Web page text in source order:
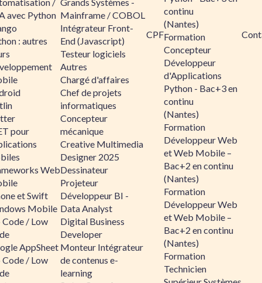
avec Python
: autres
pour
Web
et Swift
Mobile
/ Low
AppSheet
/ Low
Mainframe / COBOL
Intégrateur Front-
End (Javascript)
Testeur logiciels
Autres
Chargé d'affaires
Chef de projets
informatiques
Concepteur
mécanique
Creative Multimedia
Designer 2025
Dessinateur
Projeteur
Développeur BI -
Data Analyst
Digital Business
Developer
Monteur Intégrateur
de contenus e-
learning
CPF
continu
(Nantes)
Formation
Concepteur
Développeur
d'Applications
Python - Bac+3 en
continu
(Nantes)
Formation
Développeur Web
et Web Mobile –
Bac+2 en continu
(Nantes)
Formation
Développeur Web
et Web Mobile –
Bac+2 en continu
(Nantes)
Formation
Technicien